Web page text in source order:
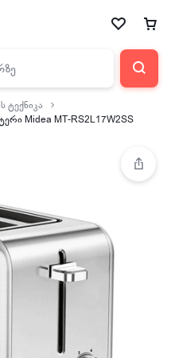
ტექნიკა
Midea MT-RS2L17W2SS